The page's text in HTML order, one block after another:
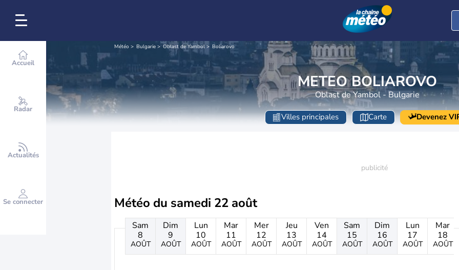
Accueil
Radar
Actualités
Se connecter
Météo Bulgarie Oblast de Yambol Boliarovo
METEO BOLIAROVO
Oblast de Yambol - Bulgarie
Villes principales Carte Devenez
Météo du samedi 22 août
Sam
8
AOÛT
Dim
9
AOÛT
Lun
10
AOÛT
Mar
11
AOÛT
Mer
12
AOÛT
Jeu
13
AOÛT
Ven
14
AOÛT
Sam
15
AOÛT
Dim
16
AOÛT
Lun
17
AOÛT
Mar
18
AOÛT